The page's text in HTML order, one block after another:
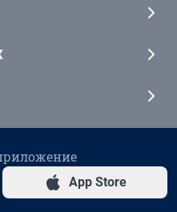
App Store